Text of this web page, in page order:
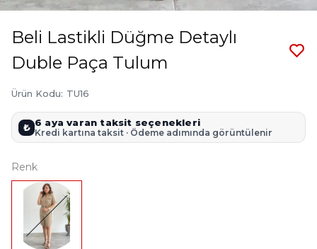
Beli Lastikli Düğme Detaylı
Duble Paça Tulum
Ürün Kodu: TU16
₺ 6 aya varan taksit seçenekleri
Kredi kartına taksit · Ödeme adımında görüntülenir
Renk